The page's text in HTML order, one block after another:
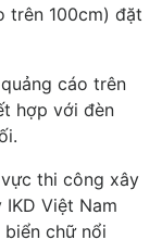
trên 100cm) đặt
cáo trên
hợp với đèn
thi công xây
Việt Nam
chữ nổi